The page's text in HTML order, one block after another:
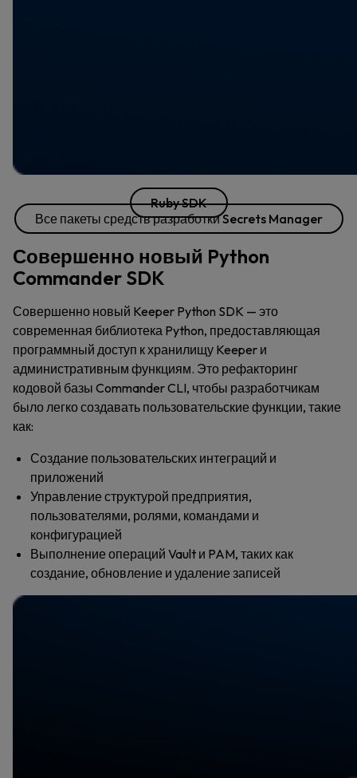
Ruby SDK
Все пакеты средств разработки Secrets Manager
Совершенно новый Python
Commander SDK
Совершенно новый Keeper Python SDK — это
современная библиотека Python, предоставляющая
программный доступ к хранилищу Keeper и
административным функциям. Это рефакторинг
кодовой базы Commander CLI, чтобы разработчикам
было легко создавать пользовательские функции, такие
как:
Создание пользовательских интеграций и
приложений
Управление структурой предприятия,
пользователями, ролями, командами и
конфигурацией
Выполнение операций Vault и PAM, таких как
создание, обновление и удаление записей